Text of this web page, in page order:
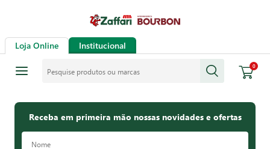
Loja Online Institucional
0
Receba em primeira mão nossas novidades e ofertas